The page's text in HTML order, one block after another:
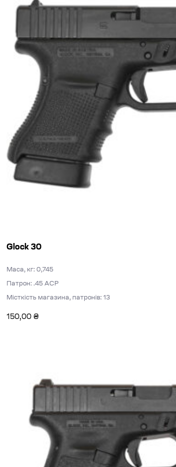
Glock 30
Маса, кг: 0,745
Патрон: .45 ACP
Місткість магазина, патронів: 13
150,00 ₴